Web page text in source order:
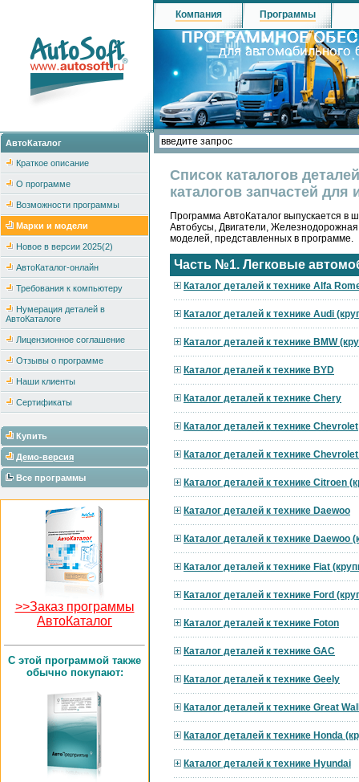
АвтоКаталог
Краткое описание
О программе
Возможности программы
Марки и модели
Новое в версии 2025(2)
АвтоКаталог-онлайн
Требования к компьютеру
Нумерация деталей в
АвтоКаталоге
Лицензионное соглашение
Отзывы о программе
Наши клиенты
Сертификаты
Купить
Демо-версия
Все программы
>>Заказ программы
АвтоКаталог
C этой программой также
обычно покупают:
Компания Программы
Список каталогов
каталогов запчастей для
Программа АвтоКаталог выпускается в
Автобусы, Двигатели,
моделей, представленных в программе.
Часть №1. Легковые
Каталог деталей к технике Alfa
Каталог деталей к технике Audi
Каталог деталей к технике BMW
Каталог деталей к технике BYD
Каталог деталей к технике Chery
Каталог деталей к технике Chevrolet
Каталог деталей к технике
Каталог деталей к технике Citroen
Каталог деталей к технике Daewoo
Каталог деталей к технике Daewoo
Каталог деталей к технике Fiat
Каталог деталей к технике Ford
Каталог деталей к технике Foton
Каталог деталей к технике GAC
Каталог деталей к технике Geely
Каталог деталей к технике Great
Каталог деталей к технике Honda
Каталог деталей к технике Hyundai